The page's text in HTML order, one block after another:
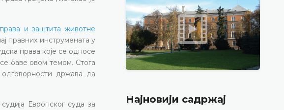
и заштита животне
правних инструмената у
права које се односе
баве овом темом. Стога
држава да
Европског суда за
Најновији садржај